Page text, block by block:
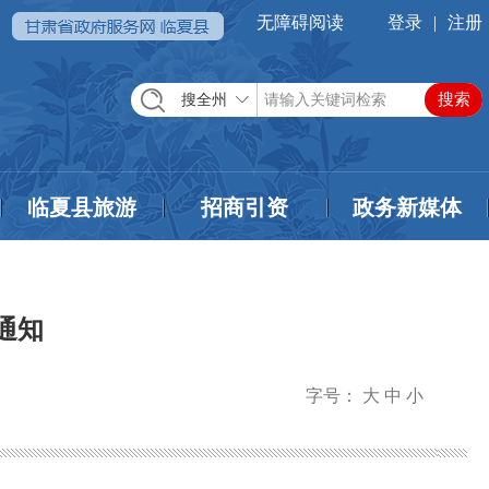
无障碍阅读 登录 | 注册
搜全州
临夏县旅游 招商引资 政务新媒体
知
字号： 大 中 小